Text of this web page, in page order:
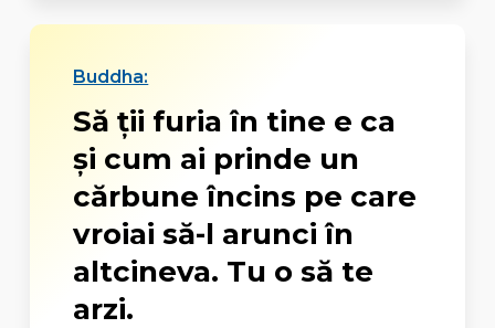
Buddha:
Să ţii furia în tine e ca
şi cum ai prinde un
cărbune încins pe care
vroiai să-l arunci în
altcineva. Tu o să te
arzi.